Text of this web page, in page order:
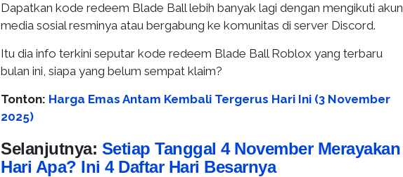
Dapatkan kode redeem Blade Ball lebih banyak lagi dengan mengikuti akun
media sosial resminya atau bergabung ke komunitas di server Discord.
Itu dia info terkini seputar kode redeem Blade Ball Roblox yang terbaru
bulan ini, siapa yang belum sempat klaim?
Tonton: Harga Emas Antam Kembali Tergerus Hari Ini (3 November
2025)
Selanjutnya: Setiap Tanggal 4 November Merayakan
Hari Apa? Ini 4 Daftar Hari Besarnya